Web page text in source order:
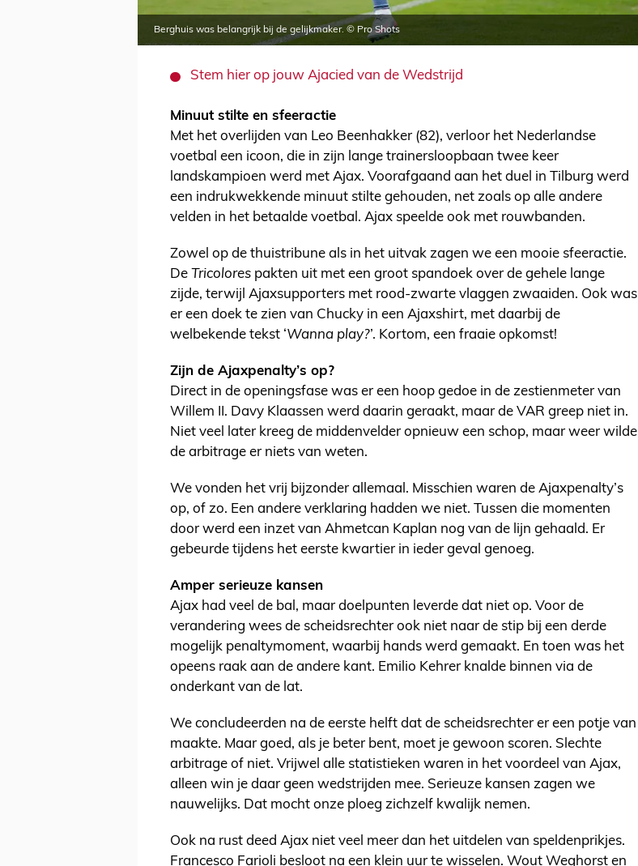
Berghuis was belangrijk bij de gelijkmaker. © Pro Shots
Stem hier op jouw Ajacied van de Wedstrijd
Minuut stilte en sfeeractie
Met het overlijden van Leo Beenhakker (82), verloor het Nederlandse
voetbal een icoon, die in zijn lange trainersloopbaan twee keer
landskampioen werd met Ajax. Voorafgaand aan het duel in Tilburg werd
een indrukwekkende minuut stilte gehouden, net zoals op alle andere
velden in het betaalde voetbal. Ajax speelde ook met rouwbanden.
Zowel op de thuistribune als in het uitvak zagen we een mooie sfeeractie.
De Tricolores pakten uit met een groot spandoek over de gehele lange
zijde, terwijl Ajaxsupporters met rood-zwarte vlaggen zwaaiden. Ook was
er een doek te zien van Chucky in een Ajaxshirt, met daarbij de
welbekende tekst ‘Wanna play?’. Kortom, een fraaie opkomst!
Zijn de Ajaxpenalty’s op?
Direct in de openingsfase was er een hoop gedoe in de zestienmeter van
Willem II. Davy Klaassen werd daarin geraakt, maar de VAR greep niet in.
Niet veel later kreeg de middenvelder opnieuw een schop, maar weer wilde
de arbitrage er niets van weten.
We vonden het vrij bijzonder allemaal. Misschien waren de Ajaxpenalty’s
op, of zo. Een andere verklaring hadden we niet. Tussen die momenten
door werd een inzet van Ahmetcan Kaplan nog van de lijn gehaald. Er
gebeurde tijdens het eerste kwartier in ieder geval genoeg.
Amper serieuze kansen
Ajax had veel de bal, maar doelpunten leverde dat niet op. Voor de
verandering wees de scheidsrechter ook niet naar de stip bij een derde
mogelijk penaltymoment, waarbij hands werd gemaakt. En toen was het
opeens raak aan de andere kant. Emilio Kehrer knalde binnen via de
onderkant van de lat.
We concludeerden na de eerste helft dat de scheidsrechter er een potje van
maakte. Maar goed, als je beter bent, moet je gewoon scoren. Slechte
arbitrage of niet. Vrijwel alle statistieken waren in het voordeel van Ajax,
alleen win je daar geen wedstrijden mee. Serieuze kansen zagen we
nauwelijks. Dat mocht onze ploeg zichzelf kwalijk nemen.
Ook na rust deed Ajax niet veel meer dan het uitdelen van speldenprikjes.
Francesco Farioli besloot na een klein uur te wisselen. Wout Weghorst en